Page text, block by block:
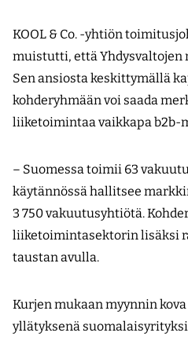
KOOL & Co. -yhtiön
muistutti, että Yhdysvaltojen
Sen ansiosta keskittymällä
kohderyhmään voi saada
liiketoimintaa vaikkapa b2b-
– Suomessa toimii 63
käytännössä hallitsee
3 750 vakuutusyhtiötä.
liiketoimintasektorin lisäksi
taustan avulla.
Kurjen mukaan myynnin
yllätyksenä